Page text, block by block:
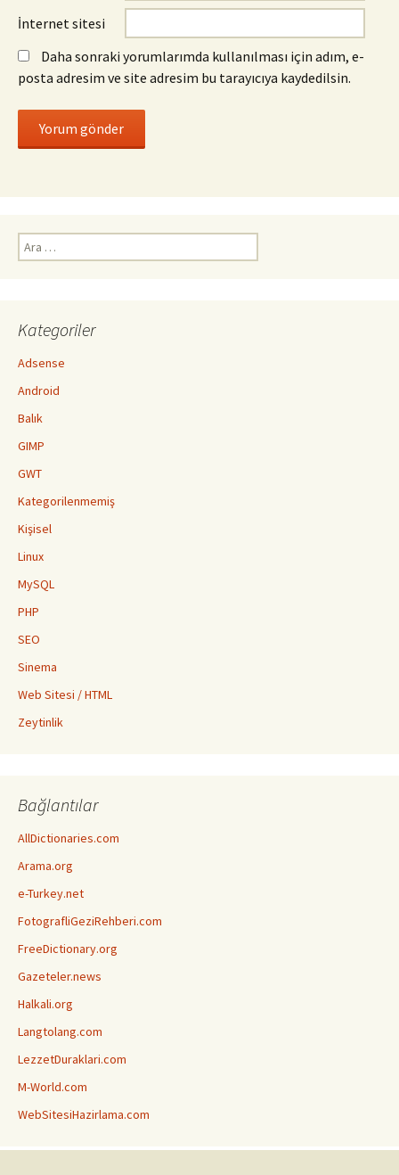
İnternet sitesi
Daha sonraki yorumlarımda kullanılması için adım, e-
posta adresim ve site adresim bu tarayıcıya kaydedilsin.
Arama:
Kategoriler
Adsense
Android
Balık
GIMP
GWT
Kategorilenmemiş
Kişisel
Linux
MySQL
PHP
SEO
Sinema
Web Sitesi / HTML
Zeytinlik
Bağlantılar
AllDictionaries.com
Arama.org
e-Turkey.net
FotografliGeziRehberi.com
FreeDictionary.org
Gazeteler.news
Halkali.org
Langtolang.com
LezzetDuraklari.com
M-World.com
WebSitesiHazirlama.com